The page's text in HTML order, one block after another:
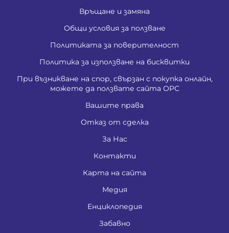
Връщане и замяна
Общи условия за ползване
Политиката за поверителност
Политика за използване на бисквитки
При възникване на спор, свързан с покупка онлайн,
можете да ползвате сайта ОРС
Вашите права
Отказ от сделка
За Нас
Контакти
Карта на сайта
Медия
Енциклопедия
Забавно